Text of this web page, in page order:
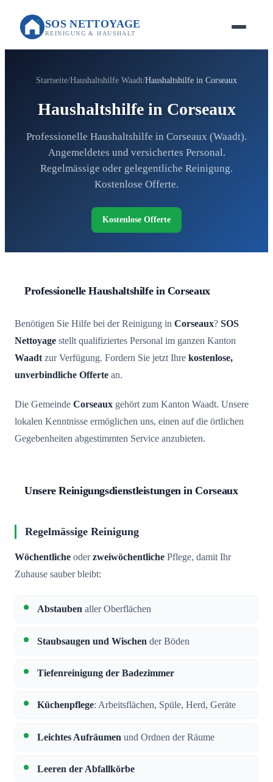
SOS NETTOYAGE
REINIGUNG & HAUSHALT
Startseite Haushaltshilfe Waadt Haushaltshilfe in Corseaux
Haushaltshilfe in Corseaux
Professionelle Haushaltshilfe in Corseaux (Waadt).
Angemeldetes und versichertes Personal.
Regelmässige oder gelegentliche Reinigung.
Kostenlose Offerte.
Kostenlose Offerte
Professionelle Haushaltshilfe in Corseaux
Benötigen Sie Hilfe bei der Reinigung in Corseaux? SOS
Nettoyage stellt qualifiziertes Personal im ganzen Kanton
Waadtzur Verfügung. Fordern Sie jetzt Ihre kostenlose,
unverbindliche Offerte an.
Die Gemeinde Corseaux gehört zum Kanton Waadt. Unsere
lokalen Kenntnisse ermöglichen uns, einen auf die örtlichen
Gegebenheiten abgestimmten Service anzubieten.
Unsere Reinigungsdienstleistungen in Corseaux
Regelmässige Reinigung
Wöchentliche oderzweiwöchentliche Pflege, damit Ihr
Zuhause sauber bleibt:
Abstauben aller Oberflächen
Staubsaugen und Wischen der Böden
Tiefenreinigung der Badezimmer
Küchenpflege: Arbeitsflächen, Spüle, Herd, Geräte
Leichtes Aufräumen und Ordnen der Räume
Leeren der Abfallkörbe